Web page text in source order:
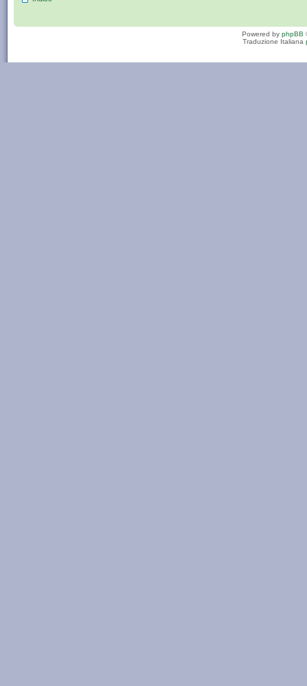
Powered by phpBB
Traduzione Italiana